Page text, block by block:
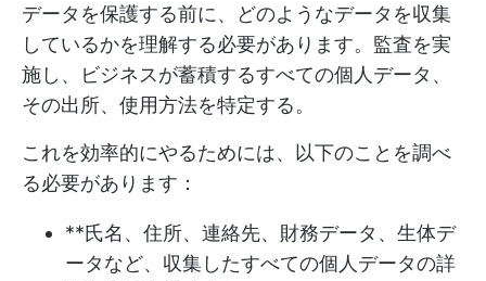
データを保護する前に、どのようなデータを収集
しているかを理解する必要があります。監査を実
施し、ビジネスが蓄積するすべての個人データ、
その出所、使用方法を特定する。
これを効率的にやるためには、以下のことを調べ
る必要があります：
**氏名、住所、連絡先、財務データ、生体デ
ータなど、収集したすべての個人データの詳